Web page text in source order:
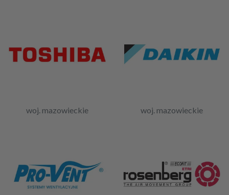
woj. mazowieckie woj. mazowieckie